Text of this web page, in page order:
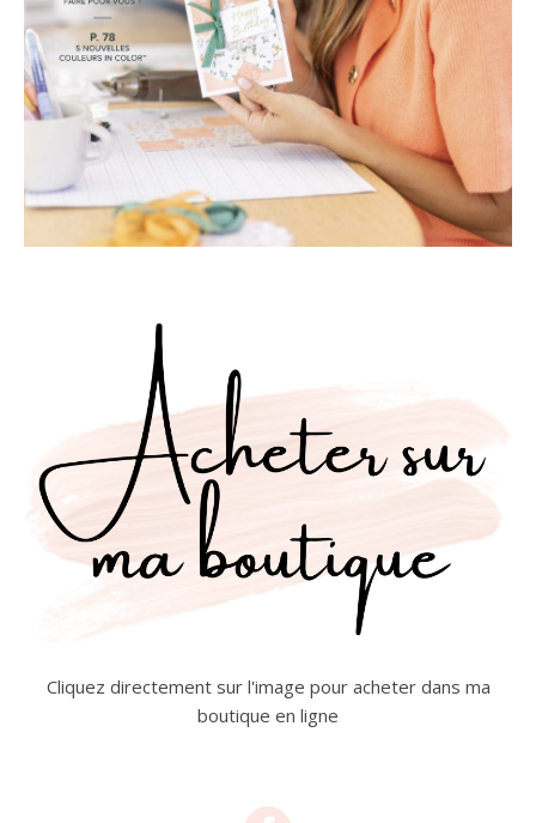
Cliquez directement sur l'image pour acheter dans ma
boutique en ligne